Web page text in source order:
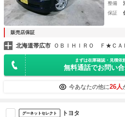
整備
保証
販売店保証
北海道帯広市 ＯＢＩＨＩＲＯ Ｆ★ＣＡ
まずは在庫確認・見積依
無料通話でお問い
今あなたの他に26人
グーネットセレクト トヨタ